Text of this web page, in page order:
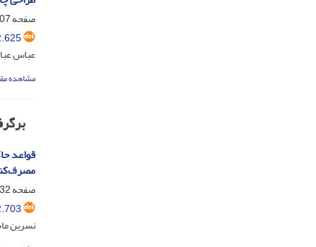
صفحه
عباس
مشاهده
قواعد
صفحه
نسرین